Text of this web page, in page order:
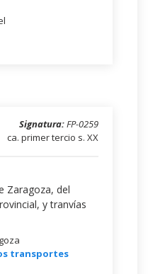
Signatura:FP-0259
ca. primer tercio s. XX
Zaragoza, del
y tranvías
transportes